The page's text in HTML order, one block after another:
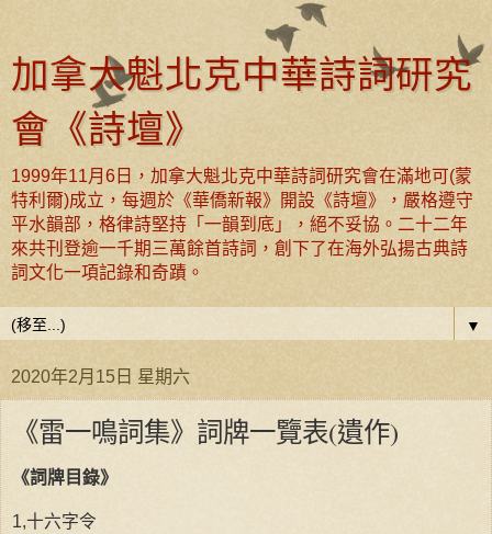
加拿大魁北克中華詩詞研究
會《詩壇》
1999年11月6日，加拿大魁北克中華詩詞研究會在滿地可(蒙
特利爾)成立，每週於《華僑新報》開設《詩壇》，嚴格遵守
平水韻部，格律詩堅持「一韻到底」，絕不妥協。二十二年
來共刊登逾一千期三萬餘首詩詞，創下了在海外弘揚古典詩
詞文化一項記錄和奇蹟。
▼
2020年2月15日 星期六
《雷一鳴詞集》詞牌一覽表(遺作)
《詞牌目錄》
1,十六字令